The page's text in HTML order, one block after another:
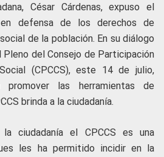
César Cárdenas, expuso el
defensa de los derechos de
de la población. En su diálogo
del Consejo de Participación
(CPCCS), este 14 de julio,
promover las herramientas de
brinda a la ciudadanía.
ciudadanía el CPCCS es una
les ha permitido incidir en la